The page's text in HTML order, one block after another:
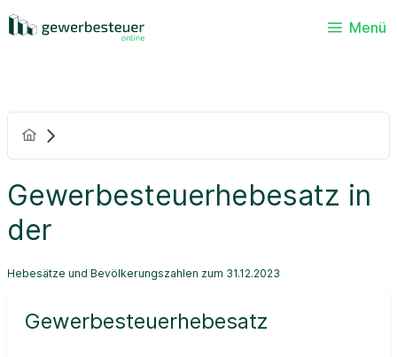
Menü
Gewerbesteuerhebesatz in
der
Hebesätze und Bevölkerungszahlen zum 31.12.2023
Gewerbesteuerhebesatz